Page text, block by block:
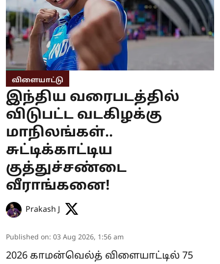
விளையாட்டு
இந்திய வரைபடத்தில்
விடுபட்ட வடகிழக்கு
மாநிலங்கள்..
சுட்டிக்காட்டிய
குத்துச்சண்டை
வீராங்கனை!
Prakash J
Published on: 03 Aug 2026, 1:56 am
2026 காமன்வெல்த் விளையாட்டில் 75